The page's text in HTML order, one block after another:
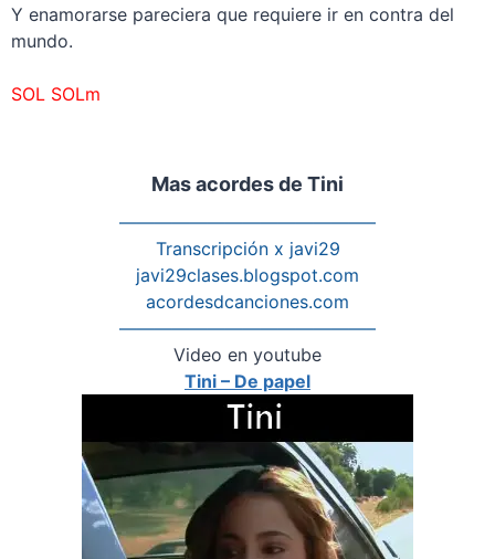
Y enamorarse pareciera que requiere ir en contra del
mundo.
SOL SOLm
Mas acordes de Tini
——————————————–
Transcripción x javi29
javi29clases.blogspot.com
acordesdcanciones.com
——————————————–
Video en youtube
Tini – De papel